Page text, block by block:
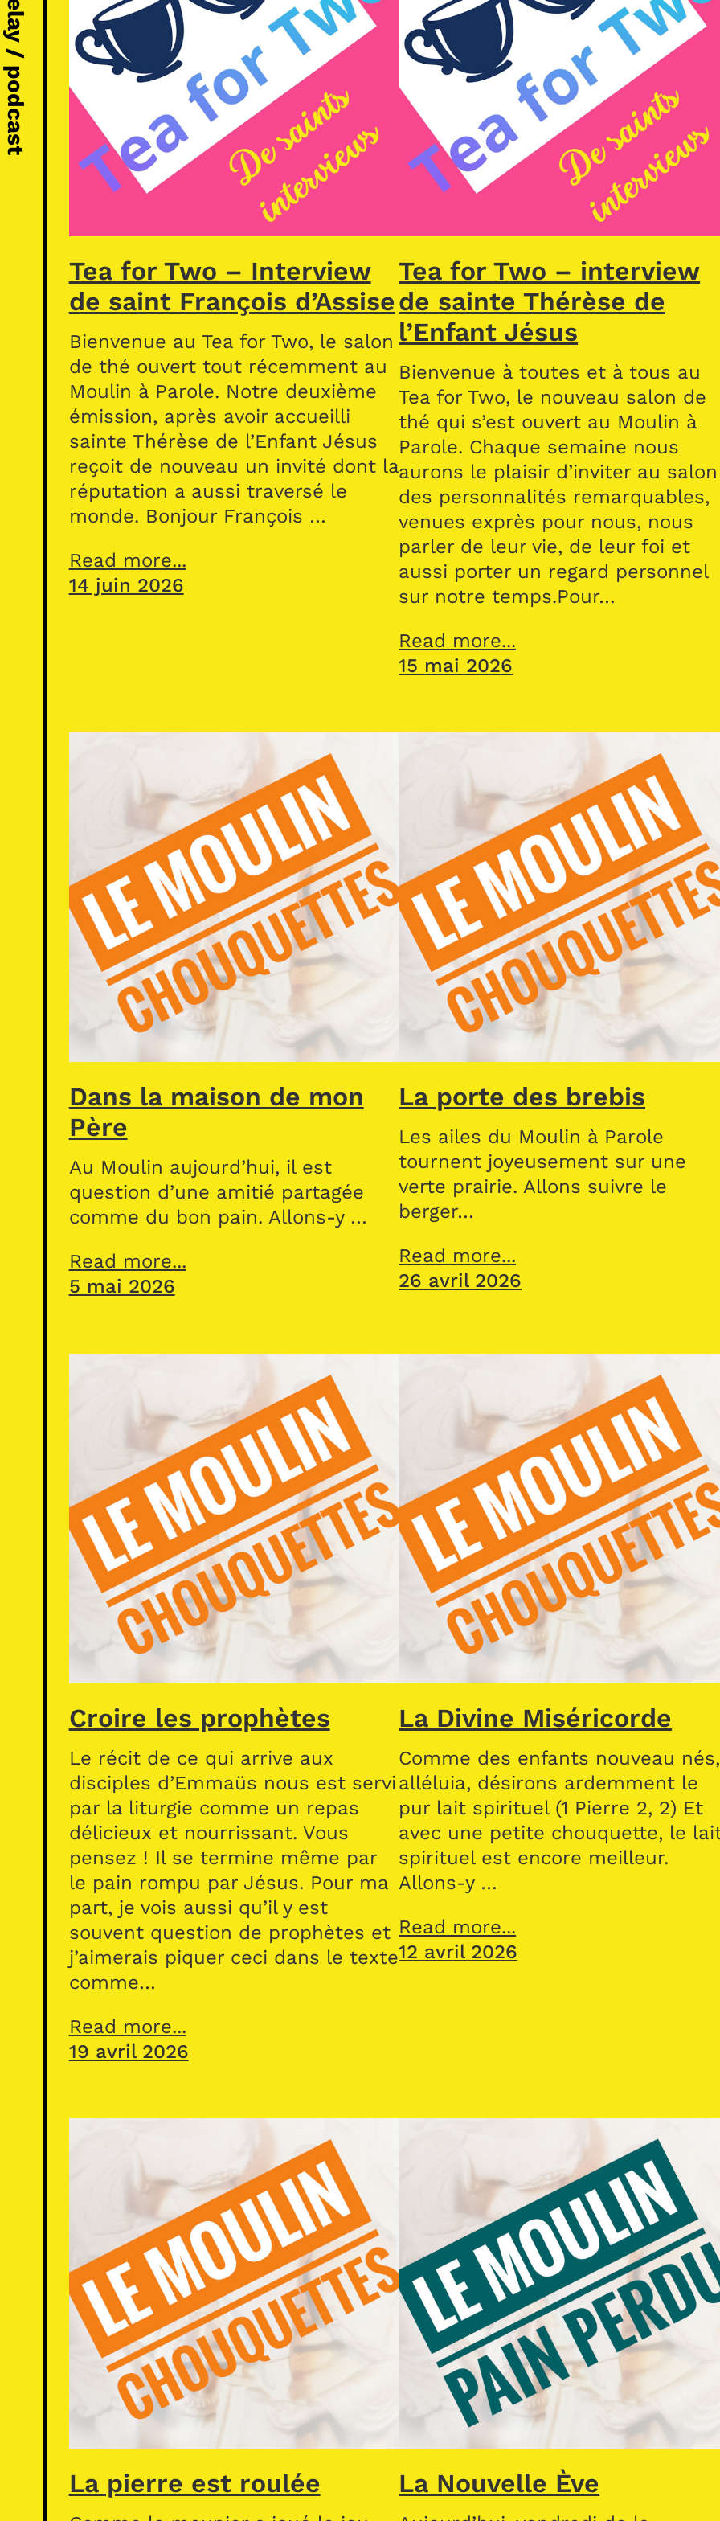
Tea for Two – Interview
de saint François d’Assise
Bienvenue au Tea for Two, le salon
de thé ouvert tout récemment au
Moulin à Parole. Notre deuxième
émission, après avoir accueilli
sainte Thérèse de l’Enfant Jésus
reçoit de nouveau un invité dont la
réputation a aussi traversé le
monde. Bonjour François …
Read more...
14 juin 2026
Tea for Two – interview
de sainte Thérèse de
l’Enfant Jésus
Bienvenue à toutes et à tous au
Tea for Two, le nouveau salon de
thé qui s’est ouvert au Moulin à
Parole. Chaque semaine nous
aurons le plaisir d’inviter au salon
des personnalités remarquables,
venues exprès pour nous, nous
parler de leur vie, de leur foi et
aussi porter un regard personnel
sur notre temps.Pour…
Read more...
15 mai 2026
Dans la maison de mon
Père
Au Moulin aujourd’hui, il est
question d’une amitié partagée
comme du bon pain. Allons-y …
Read more...
5 mai 2026
La porte des brebis
Les ailes du Moulin à Parole
tournent joyeusement sur une
verte prairie. Allons suivre le
berger…
Read more...
26 avril 2026
Croire les prophètes
Le récit de ce qui arrive aux
disciples d’Emmaüs nous est servi
par la liturgie comme un repas
délicieux et nourrissant. Vous
pensez ! Il se termine même par
le pain rompu par Jésus. Pour ma
part, je vois aussi qu’il y est
souvent question de prophètes et
j’aimerais piquer ceci dans le texte
comme…
Read more...
19 avril 2026
La Divine Miséricorde
Comme des enfants nouveau nés,
alléluia, désirons ardemment le
pur lait spirituel (1 Pierre 2, 2) Et
avec une petite chouquette, le
spirituel est encore meilleur.
Allons-y …
Read more...
12 avril 2026
La pierre est roulée La Nouvelle Ève